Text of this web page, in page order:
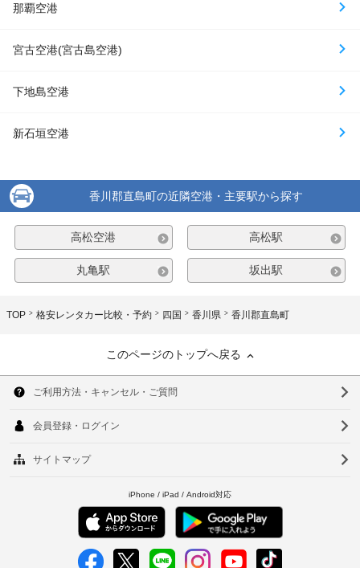
那覇空港
宮古空港(宮古島空港)
下地島空港
新石垣空港
香川郡直島町の近隣空港・主要駅から探す
高松空港 高松駅
丸亀駅 坂出駅
TOP 格安レンタカー比較・予約 四国 香川県 香川郡直島町
このページのトップへ戻る